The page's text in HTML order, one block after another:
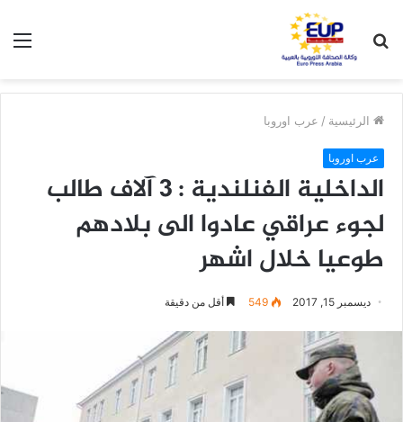
عن
الرئيسية / عرب اوروبا
عرب اوروبا
الداخلية الفنلندية : 3 آلاف طالب
لجوء عراقي عادوا الى بلادهم
طوعيا خلال اشهر
ديسمبر 15, 2017 549 أقل من دقيقة